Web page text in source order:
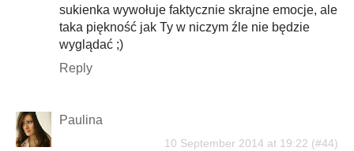
sukienka wywołuje faktycznie skrajne emocje, ale
taka piękność jak Ty w niczym źle nie będzie
wyglądać ;)
Reply
Paulina
10 September 2014 at 19:22